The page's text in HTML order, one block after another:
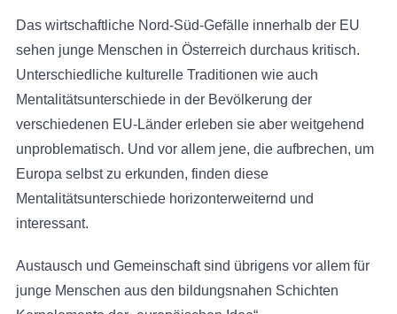
Das wirtschaftliche Nord-Süd-Gefälle innerhalb der EU
sehen junge Menschen in Österreich durchaus kritisch.
Unterschiedliche kulturelle Traditionen wie auch
Mentalitätsunterschiede in der Bevölkerung der
verschiedenen EU-Länder erleben sie aber weitgehend
unproblematisch. Und vor allem jene, die aufbrechen, um
Europa selbst zu erkunden, finden diese
Mentalitätsunterschiede horizonterweiternd und
interessant.
Austausch und Gemeinschaft sind übrigens vor allem für
junge Menschen aus den bildungsnahen Schichten